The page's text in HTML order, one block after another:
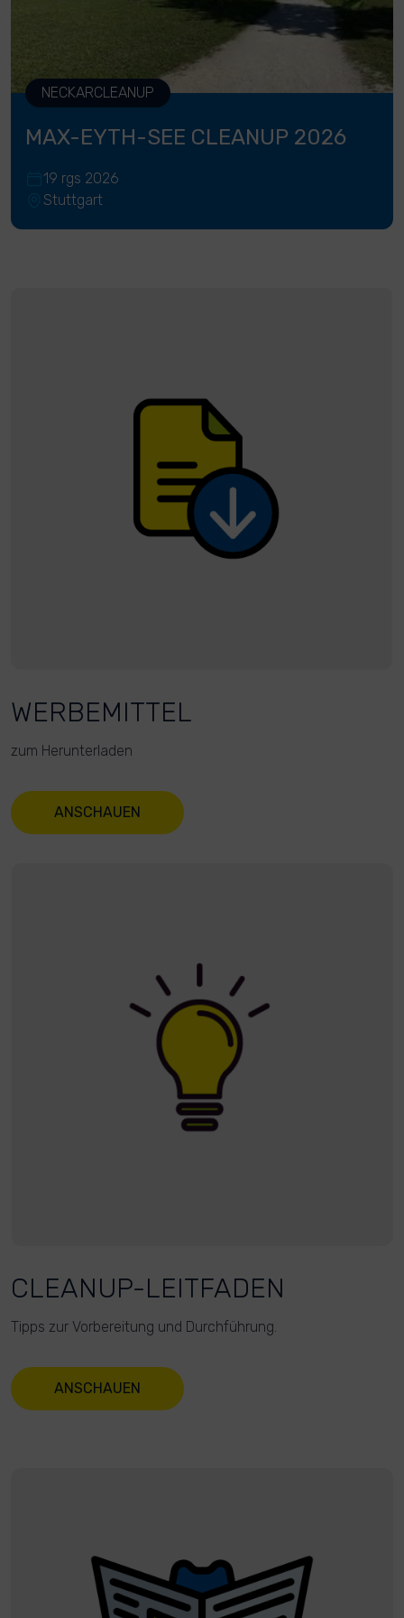
NECKARCLEANUP
MAX-EYTH-SEE CLEANUP 2026
19 rgs 2026
Stuttgart
WERBEMITTEL
zum Herunterladen
ANSCHAUEN
CLEANUP-LEITFADEN
Tipps zur Vorbereitung und Durchführung.
ANSCHAUEN